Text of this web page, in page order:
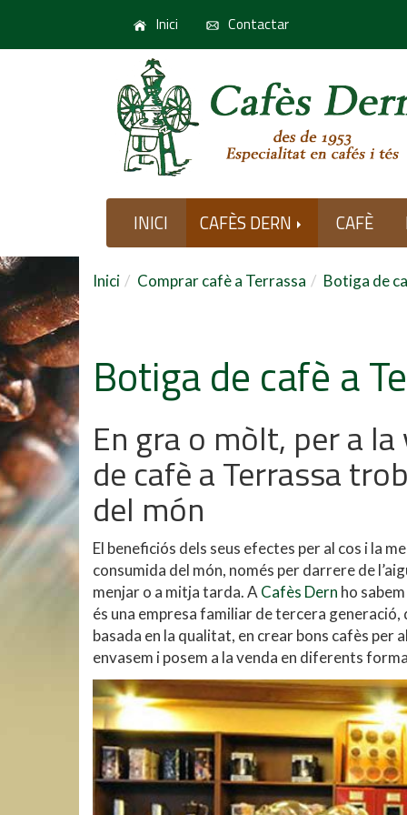
Inici Contactar
INICI CAFÈS DERN CAFÈ
Inici Comprar cafè a Terrassa Botiga de
Botiga de cafè a
En gra o mòlt, per a
de cafè a Terrassa
del món
El beneficiós dels seus efectes per al cos i la
consumida del món, només per darrere de
menjar o a mitja tarda. A Cafès Dern ho
és una empresa familiar de tercera
basada en la qualitat, en crear bons cafès
envasem i posem a la venda en diferents